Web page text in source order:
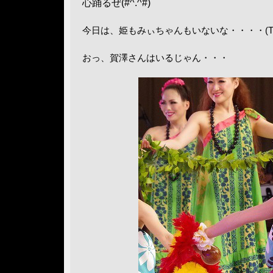
心踊るぜ(#^.^#)
今日は、姫もみぃちゃんもいないな・・・・
おっ、賀澤さんはいるじゃん・・・